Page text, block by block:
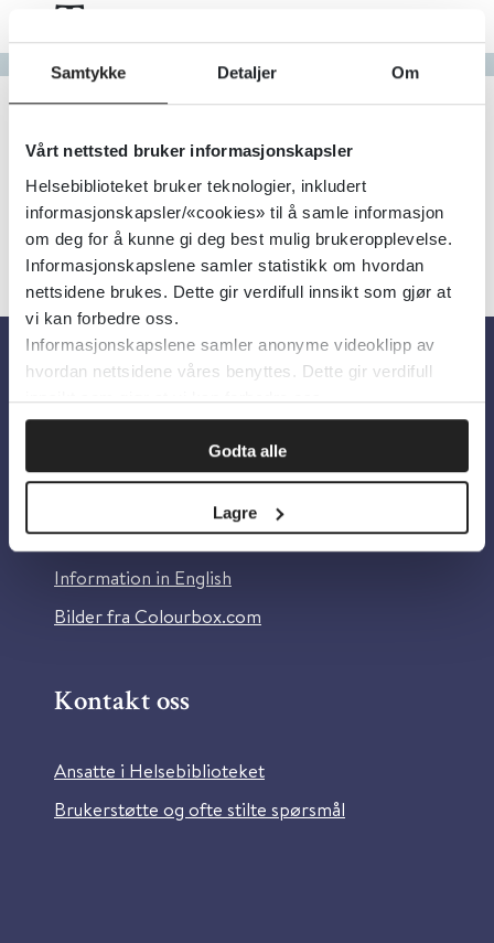
Samtykke Detaljer Om
Vårt nettsted bruker informasjonskapsler
Helsebiblioteket bruker teknologier, inkludert
informasjonskapsler/«cookies» til å samle informasjon
om deg for å kunne gi deg best mulig brukeropplevelse.
Informasjonskapslene samler statistikk om hvordan
nettsidene brukes. Dette gir verdifull innsikt som gjør at
vi kan forbedre oss.
Informasjonskapslene samler anonyme videoklipp av
hvordan nettsidene våres benyttes. Dette gir verdifull
innsikt som gjør at vi kan forbedre oss.
Godta alle
Lagre
Tema
Gå til bokstav
Filter
0Treff Alfabetisk
Om oss
Om Helsebiblioteket
Personvern og informasjonskapsler
Tilgjengelighetserklæring
Information in English
Bilder fra Colourbox.com
Kontakt oss
Ansatte i Helsebiblioteket
Brukerstøtte og ofte stilte spørsmål